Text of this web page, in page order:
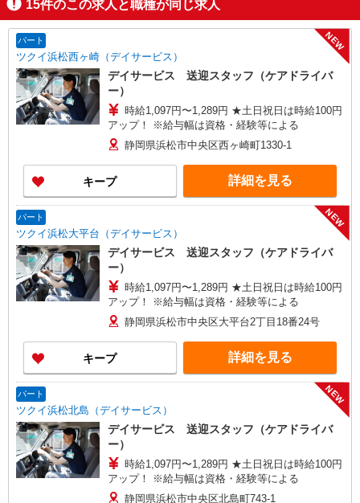
15件のこの求人と職種が同じ求人
パート
ツクイ浜松西ヶ崎（デイサービス）
NEW
デイサービス 送迎スタッフ（ケアドライバ
ー）
時給1,097円〜1,289円 ★土日祝日は時給100円
アップ！ ※給与幅は資格・経験等による
静岡県浜松市中央区西ヶ崎町1330-1
キープ 詳細を見る
パート
ツクイ浜松大平台（デイサービス）
NEW
デイサービス 送迎スタッフ（ケアドライバ
ー）
時給1,097円〜1,289円 ★土日祝日は時給100円
アップ！ ※給与幅は資格・経験等による
静岡県浜松市中央区大平台2丁目18番24号
キープ 詳細を見る
パート
ツクイ浜松北島（デイサービス）
NEW
デイサービス 送迎スタッフ（ケアドライバ
ー）
時給1,097円〜1,289円 ★土日祝日は時給100円
アップ！ ※給与幅は資格・経験等による
静岡県浜松市中央区北島町743-1